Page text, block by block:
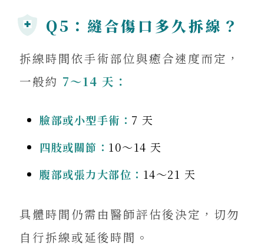
Q5：縫合傷口多久拆線？
拆線時間依手術部位與癒合速度而定，
一般約 7～14 天：
臉部或小型手術： 7 天
四肢或關節： 10～14 天
腹部或張力大部位： 14～21 天
具體時間仍需由醫師評估後決定，切勿
自行拆線或延後時間。